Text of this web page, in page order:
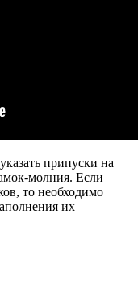
припуски на
молния. Если
то необходимо
их